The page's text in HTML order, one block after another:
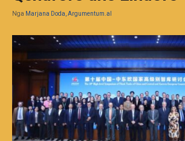
Nga Marjana Doda, Argumentum.al